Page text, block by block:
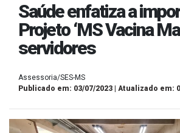
Saúde enfatiza a
Projeto ‘MS Vacina
servidores
Assessoria/SES-MS
Publicado em: 03/07/2023 | Atualizado em: